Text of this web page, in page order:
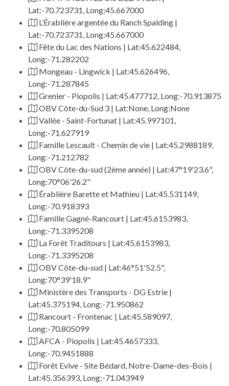
Lat:-70.723731, Long:45.667000
L’Érablière argentée du Ranch Spalding |
Lat:-70.723731, Long:45.667000
Fête du Lac des Nations | Lat:45.622484,
Long:-71.282202
Mongeau - Lingwick | Lat:45.626496,
Long:-71.287845
Grenier - Piopolis | Lat:45.477712, Long:-70.913875
OBV Côte-du-Sud 3 | Lat:None, Long:None
Vallée - Saint-Fortunat | Lat:45.997101,
Long:-71.627919
Famille Lescault - Chemin de vie | Lat:45.2988189,
Long:-71.212782
OBV Côte-du-sud (2ème année) | Lat:47°19'23.6",
Long:70°06'26.2"
Érablière Barette et Mathieu | Lat:45.531149,
Long:-70.918393
Famille Gagné-Rancourt | Lat:45.6153983,
Long:-71.3395208
La Forêt Traditours | Lat:45.6153983,
Long:-71.3395208
OBV Côte-du-sud | Lat:46°51'52.5",
Long:70°39'18.9"
Ministère des Transports - DG Estrie |
Lat:45.375194, Long:-71.950862
Rancourt - Frontenac | Lat:45.589097,
Long:-70.805099
AFCA - Piopolis | Lat:45.4657333,
Long:-70.9451888
Forêt Evive - Site Bédard, Notre-Dame-des-Bois |
Lat:45.356393, Long:-71.043949